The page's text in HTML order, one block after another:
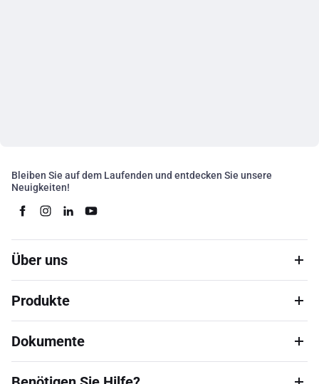
Bleiben Sie auf dem Laufenden und entdecken Sie unsere
Neuigkeiten!
Über uns
Produkte
Dokumente